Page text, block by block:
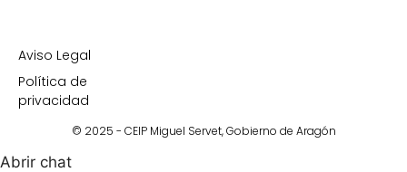
Aviso Legal
Política de
privacidad
© 2025 - CEIP Miguel Servet,Gobierno de Aragón
Abrir chat